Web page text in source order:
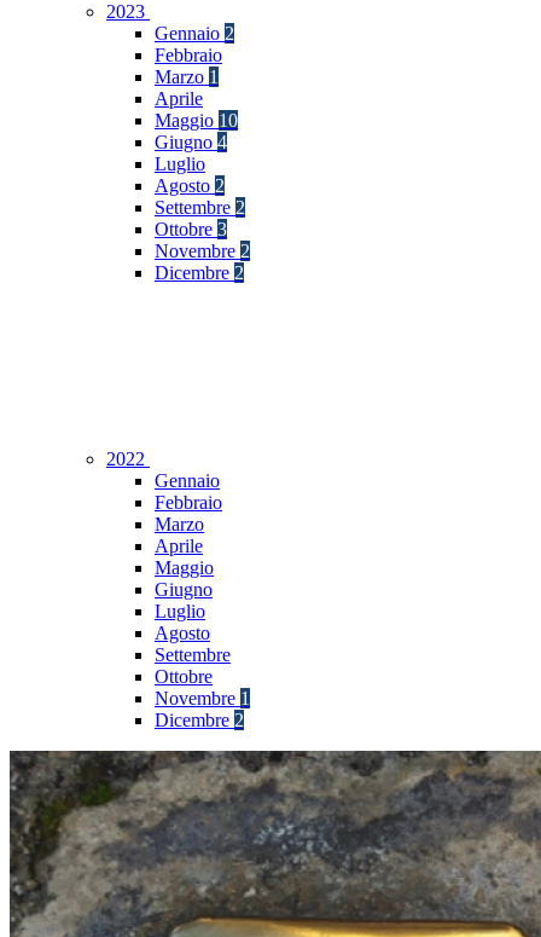
2023
Gennaio 2
Febbraio
Marzo 1
Aprile
Maggio 10
Giugno 4
Luglio
Agosto 2
Settembre 2
Ottobre 3
Novembre 2
Dicembre 2
2022
Gennaio
Febbraio
Marzo
Aprile
Maggio
Giugno
Luglio
Agosto
Settembre
Ottobre
Novembre 1
Dicembre 2